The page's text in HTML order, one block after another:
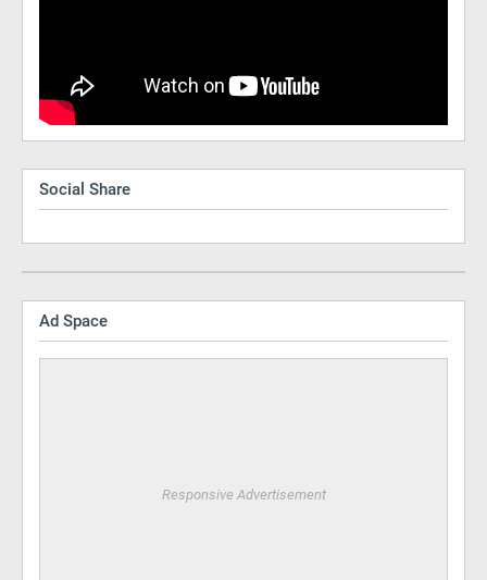
Social Share
Ad Space
Responsive Advertisement